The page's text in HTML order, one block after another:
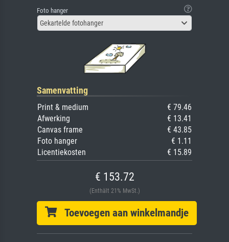
Foto hanger
Gekartelde fotohanger
Samenvatting
Print & medium
€ 79.46
Afwerking
€ 13.41
Canvas frame
€ 43.85
Foto hanger
€ 1.11
Licentiekosten
€ 15.89
€ 153.72
(Enthält 21% MwSt.)
Toevoegen aan winkelmandje